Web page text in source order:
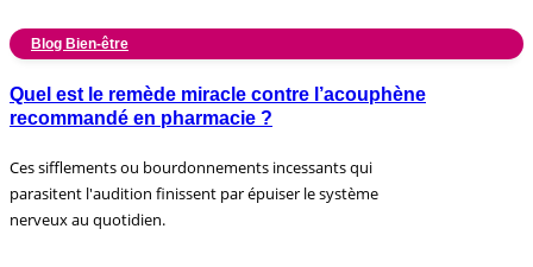
Blog Bien-être
Quel est le remède miracle contre l’acouphène
recommandé en pharmacie ?
Ces sifflements ou bourdonnements incessants qui
parasitent l'audition finissent par épuiser le système
nerveux au quotidien.